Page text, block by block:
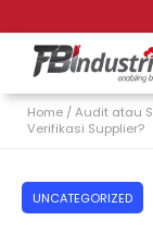
to
content
Home /Audit atau
Verifikasi Supplier?
UNCATEGORIZED